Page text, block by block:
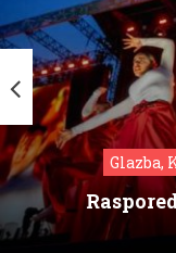
Glazba,